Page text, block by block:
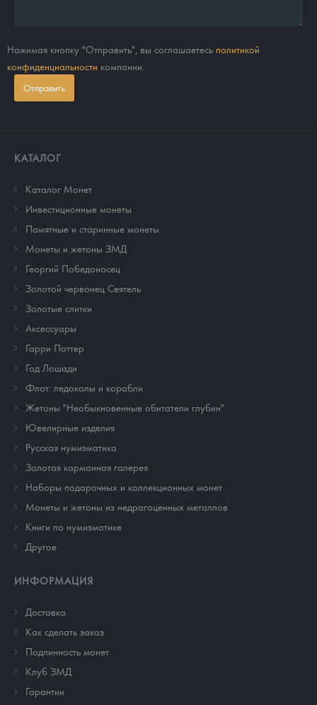
Нажимая кнопку "Отправить", вы соглашаетесь политикой
конфиденциальности компании.
Отправить
КАТАЛОГ
Каталог Монет
Инвестиционные монеты
Памятные и старинные монеты
Монеты и жетоны ЗМД
Георгий Победоносец
Золотой червонец Сеятель
Золотые слитки
Аксессуары
Гарри Поттер
Год Лошади
Флот: ледоколы и корабли
Жетоны "Необыкновенные обитатели глубин"
Ювелирные изделия
Русская нумизматика
Золотая карманная галерея
Наборы подарочных и коллекционных монет
Монеты и жетоны из недрагоценных металлов
Книги по нумизматике
Другое
ИНФОРМАЦИЯ
Доставка
Как сделать заказ
Подлинность монет
Клуб ЗМД
Гарантии